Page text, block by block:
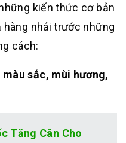
kiến thức cơ bản
nhái trước những
cách:
sắc, mùi hương,
Tăng Cân Cho